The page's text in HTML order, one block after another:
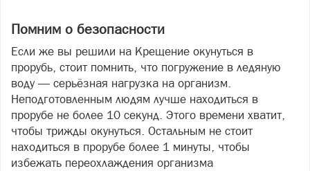
Помним о безопасности
Если же вы решили на Крещение окунуться в
прорубь, стоит помнить, что погружение в ледяную
воду — серьёзная нагрузка на организм.
Неподготовленным людям лучше находиться в
прорубе не более 10 секунд. Этого времени хватит,
чтобы трижды окунуться. Остальным не стоит
находиться в прорубе более 1 минуты, чтобы
избежать переохлаждения организма